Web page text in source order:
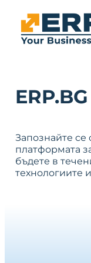
Запознайте се
платформата
бъдете в
технологиите